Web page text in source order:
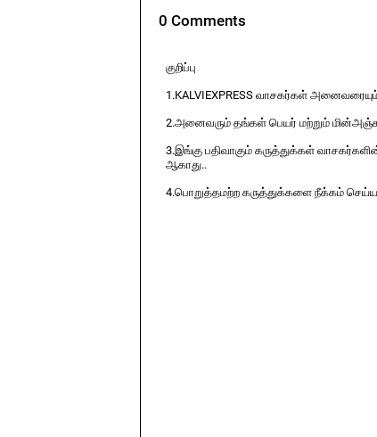
0 Comments
குறிப்பு
1.KALVIEXPRESS வாசகர்கள்
2.அனைவரும் தங்கள் பெயர் மற்றும்
3.இங்கு பதிவாகும் கருத்துக்கள்
ஆகாது..
4.பொறுத்தமற்ற கருத்துக்களை நீக்கம் செய்ய